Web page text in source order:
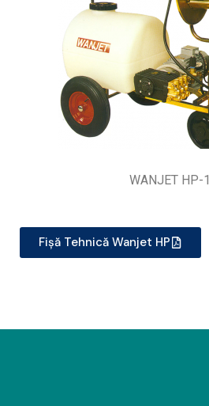
WANJET HP-
Fișă Tehnică Wanjet HP